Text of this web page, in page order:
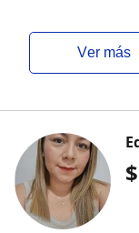
ver más
$